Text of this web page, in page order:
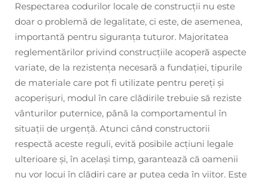
Respectarea codurilor locale de construcții nu este
doar o problemă de legalitate, ci este, de asemenea,
importantă pentru siguranța tuturor. Majoritatea
reglementărilor privind construcțiile acoperă aspecte
variate, de la rezistența necesară a fundației, tipurile
de materiale care pot fi utilizate pentru pereți și
acoperișuri, modul în care clădirile trebuie să reziste
vânturilor puternice, până la comportamentul în
situații de urgență. Atunci când constructorii
respectă aceste reguli, evită posibile acțiuni legale
ulterioare și, în același timp, garantează că oamenii
nu vor locui în clădiri care ar putea ceda în viitor. Este